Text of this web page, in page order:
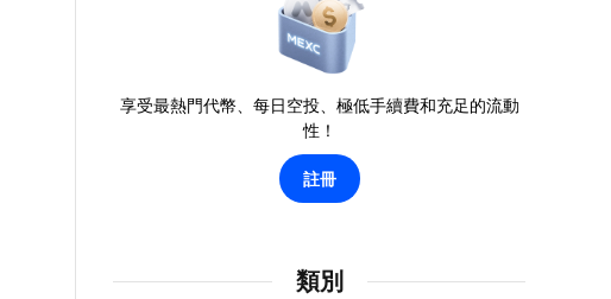
享受最熱門代幣、每日空投、極低手續費和充足的流動
性！
註冊
類別